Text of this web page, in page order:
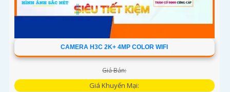
CAMERA H3C 2K+ 4MP COLOR WIFI
Giá Bán:
Giá Khuyến Mại: